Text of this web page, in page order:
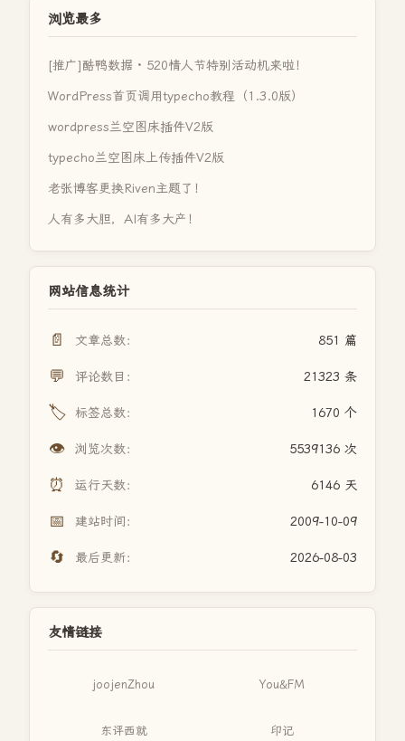
浏览最多
[推广]酷鸭数据 · 520情人节特别活动机来啦！
WordPress首页调用typecho教程（1.3.0版）
wordpress兰空图床插件V2版
typecho兰空图床上传插件V2版
老张博客更换Riven主题了！
人有多大胆，AI有多大产！
网站信息统计
📄 文章总数： 851 篇
💬 评论数目： 21323 条
🏷️ 标签总数： 1670 个
👁️ 浏览次数： 5539136 次
⏰ 运行天数： 6146 天
📅 建站时间： 2009-10-09
🔄 最后更新： 2026-08-03
友情链接
joojenZhou You&FM
东评西就 印记